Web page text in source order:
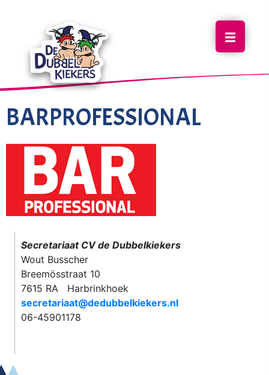
BARPROFESSIONAL
Secretariaat CV de Dubbelkiekers
Wout Busscher
Breemösstraat 10
7615 RA Harbrinkhoek
secretariaat@dedubbelkiekers.nl
06-45901178